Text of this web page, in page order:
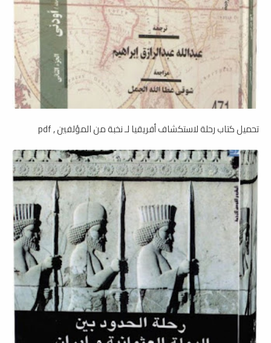
تحميل كتاب رحلة لاستكشاف أفريقيا لـ نخبة من المؤلفين , pdf